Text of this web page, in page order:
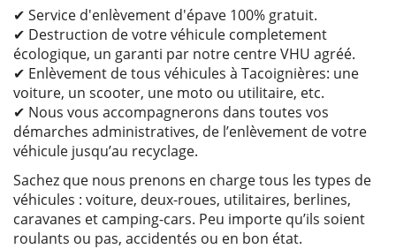
✔ Service d'enlèvement d'épave 100% gratuit.
✔ Destruction de votre véhicule completement
écologique, un garanti par notre centre VHU agréé.
✔ Enlèvement de tous véhicules à Tacoignières: une
voiture, un scooter, une moto ou utilitaire, etc.
✔ Nous vous accompagnerons dans toutes vos
démarches administratives, de l’enlèvement de votre
véhicule jusqu’au recyclage.
Sachez que nous prenons en charge tous les types de
véhicules : voiture, deux-roues, utilitaires, berlines,
caravanes et camping-cars. Peu importe qu’ils soient
roulants ou pas, accidentés ou en bon état.